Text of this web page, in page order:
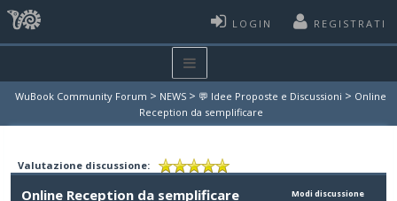
LOGIN REGISTRATI
WuBook Community Forum > NEWS > 💬 Idee Proposte e Discussioni > Online
Reception da semplificare
Valutazione discussione:
Modi discussione
Online Reception da semplificare